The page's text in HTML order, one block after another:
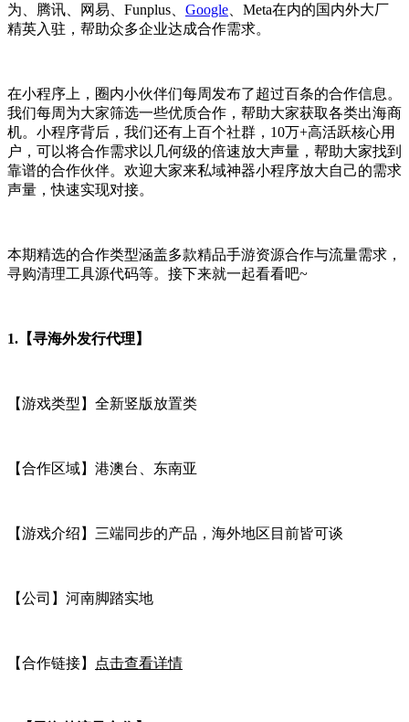
为、腾讯、网易、Funplus、 Google 、Meta在内的国内外大厂
精英入驻，帮助众多企业达成合作需求。
在小程序上，圈内小伙伴们每周发布了超过百条的合作信息。
我们每周为大家筛选一些优质合作，帮助大家获取各类出海商
机。小程序背后，我们还有上百个社群，10万+高活跃核心用
户，可以将合作需求以几何级的倍速放大声量，帮助大家找到
靠谱的合作伙伴。欢迎大家来私域神器小程序放大自己的需求
声量，快速实现对接。
本期精选的合作类型涵盖多款精品手游资源合作与流量需求，
寻购清理工具源代码等。接下来就一起看看吧~
1. 【寻海外发行代理】
【游戏类型】全新竖版放置类
【合作区域】港澳台、东南亚
【游戏介绍】三端同步的产品，海外地区目前皆可谈
【公司】河南脚踏实地
【合作链接】 点击查看详情